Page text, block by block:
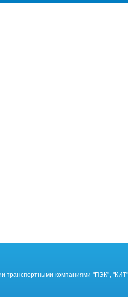
транспортными компаниями "ПЭК",